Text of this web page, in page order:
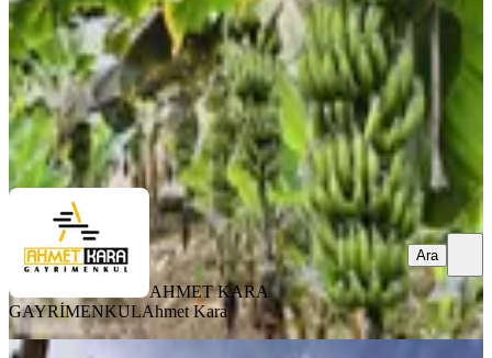
32.250.000 ₺
AHMET KARA GAYRİMENKULAhmet Kara
Ara
AHMET KARA
GAYRİMENKULAhmet Kara
Ara